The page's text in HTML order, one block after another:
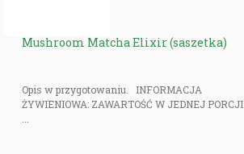
Mushroom Matcha Elixir (saszetka)
Opis w przygotowaniu. INFORMACJA
ŻYWIENIOWA: ZAWARTOŚĆ W JEDNEJ PORCJI